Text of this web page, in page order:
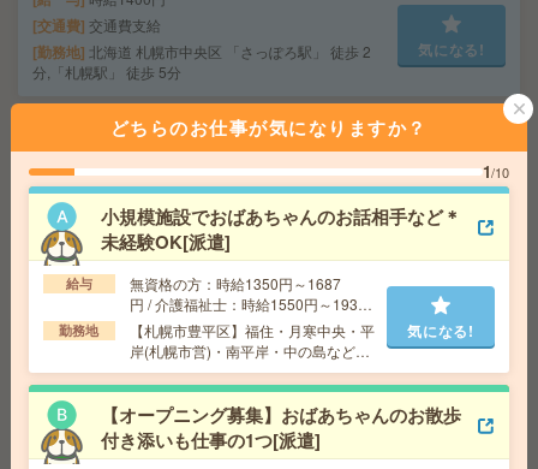
交通費 交通費支給
勤務地 北海道 札幌市中央区 「さっぽろ駅」 徒歩 2
分,「札幌駅」 徒歩 5分
気になる!
給与即払いOK！高時給！平日休み！タイヤ交換補助[派
遣]
給 与 時給1500円
交通費 交通費支給有り
勤務地 豊平公園駅～ ※車通勤・バイク通勤OK
【チカホ直結】大人気！週4日勤務＊時短勤務＊事務的軽
給 与 時給1300円
交通費 交通費支給
勤務地 北海道 札幌市中央区 「大通駅」 徒歩 4分,
気になる!
どちらのお仕事が気になりますか？
1/10
小規模施設でおばあちゃんのお話相手など＊
未経験OK[派遣]
給与
無資格の方：時給1350円～1687
円 / 介護福祉士：時給1550円～1937
円 / 初任者以上：時給1450円～1812
円
勤務地
【札幌市豊平区】福住・月寒中央・平
岸(札幌市営)・南平岸・中の島など勤
務地多数！
気になる!
【オープニング募集】おばあちゃんのお散歩
付き添いも仕事の1つ[派遣]